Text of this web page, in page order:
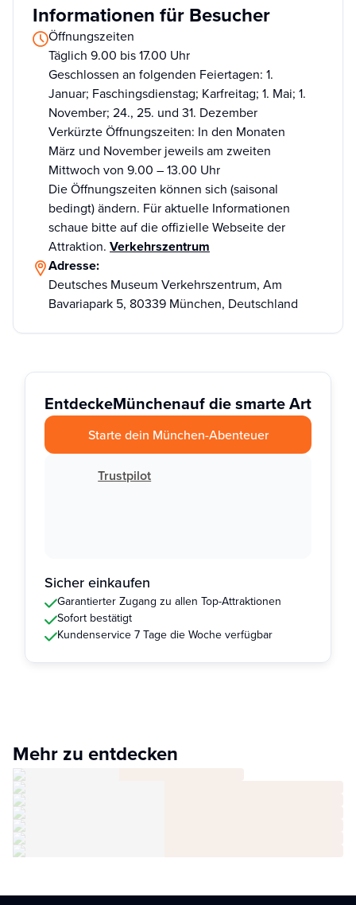
Informationen für Besucher
Öffnungszeiten
Täglich 9.00 bis 17.00 Uhr
Geschlossen an folgenden Feiertagen: 1.
Januar; Faschingsdienstag; Karfreitag; 1. Mai; 1.
November; 24., 25. und 31. Dezember
Verkürzte Öffnungszeiten: In den Monaten
März und November jeweils am zweiten
Mittwoch von 9.00 – 13.00 Uhr
Die Öffnungszeiten können sich (saisonal
bedingt) ändern. Für aktuelle Informationen
schaue bitte auf die offizielle Webseite der
Attraktion. Verkehrszentrum
Adresse:
Deutsches Museum Verkehrszentrum, Am
Bavariapark 5, 80339 München, Deutschland
EntdeckeMünchenauf die smarte Art
Starte dein München-Abenteuer
Trustpilot
Sicher einkaufen
Garantierter Zugang zu allen Top-Attraktionen
Sofort bestätigt
Kundenservice 7 Tage die Woche verfügbar
Mehr zu entdecken